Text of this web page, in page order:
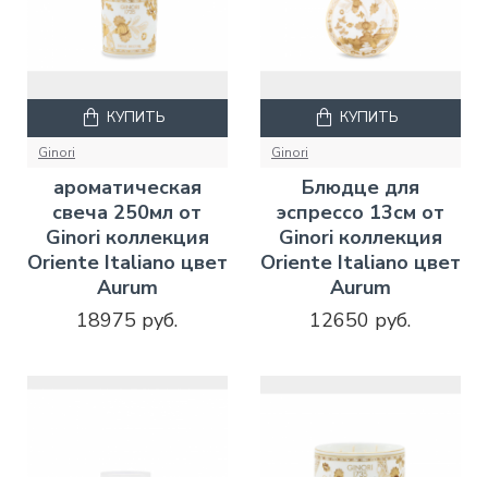
Ginori
ароматическая
свеча 250мл от
Ginori коллекция
Oriente Italiano цвет
Aurum
18975 руб.
КУПИТЬ
Ginori
Блюдце для
эспрессо 13см от
Ginori коллекция
Oriente Italiano цвет
Aurum
12650 руб.
КУПИТЬ